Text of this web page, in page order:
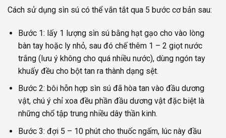
Cách sử dụng sìn sú có thể vắn tắt qua 5 bước cơ bản sau:
Bước 1: lấy 1 lượng sìn sú bằng hạt gạo cho vào lòng
bàn tay hoặc ly nhỏ, sau đó chế thêm 1 – 2 giọt nước
trắng (lưu ý không cho quá nhiều nước), dùng ngón tay
khuấy đều cho bột tan ra thành dạng sệt.
Bước 2: bôi hỗn hợp sìn sú đã hòa tan vào đầu dương
vật, chú ý chỉ xoa đều phần đầu dương vật đặc biệt là
những chổ tập trung nhiều dây thần kinh.
Bước 3: đợi 5 – 10 phút cho thuốc ngấm, lúc này đầu